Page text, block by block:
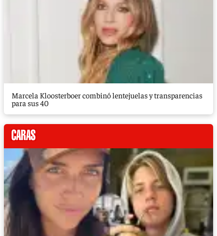
Marcela Kloosterboer combinó lentejuelas y transparencias
para sus 40